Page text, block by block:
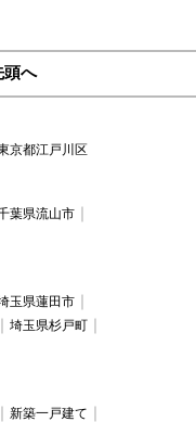
頭へ
京都江戸川区
葉県流山市
玉県蓮田市
埼玉県杉戸町
新築一戸建て